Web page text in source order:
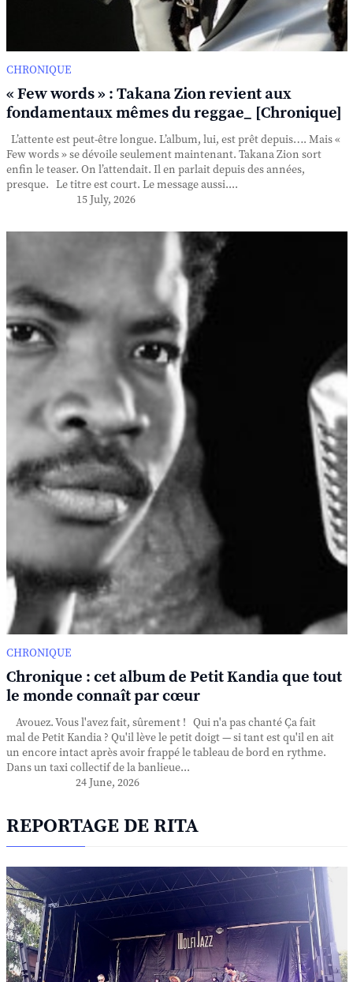
CHRONIQUE
« Few words » : Takana Zion revient aux
fondamentaux mêmes du reggae_ [Chronique]
L’attente est peut-être longue. L’album, lui, est prêt depuis…. Mais «
Few words » se dévoile seulement maintenant. Takana Zion sort
enfin le teaser. On l’attendait. Il en parlait depuis des années,
presque. Le titre est court. Le message aussi....
15 July, 2026
CHRONIQUE
Chronique : cet album de Petit Kandia que tout
le monde connaît par cœur
Avouez. Vous l'avez fait, sûrement ! Qui n'a pas chanté Ça fait
mal de Petit Kandia ? Qu'il lève le petit doigt — si tant est qu'il en ait
un encore intact après avoir frappé le tableau de bord en rythme.
Dans un taxi collectif de la banlieue...
24 June, 2026
REPORTAGE DE RITA